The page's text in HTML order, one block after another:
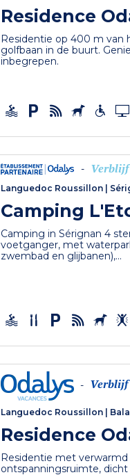
Residence
Residentie op 400 m van
golfbaan in de buurt.
inbegrepen.
- Verblijf
Languedoc Roussillon
Camping
Camping in Sérignan 4
voetganger, met
zwembad en glijbanen),...
- Verblijf
Languedoc Roussillon
Residence
Residentie met
ontspanningsruimte,